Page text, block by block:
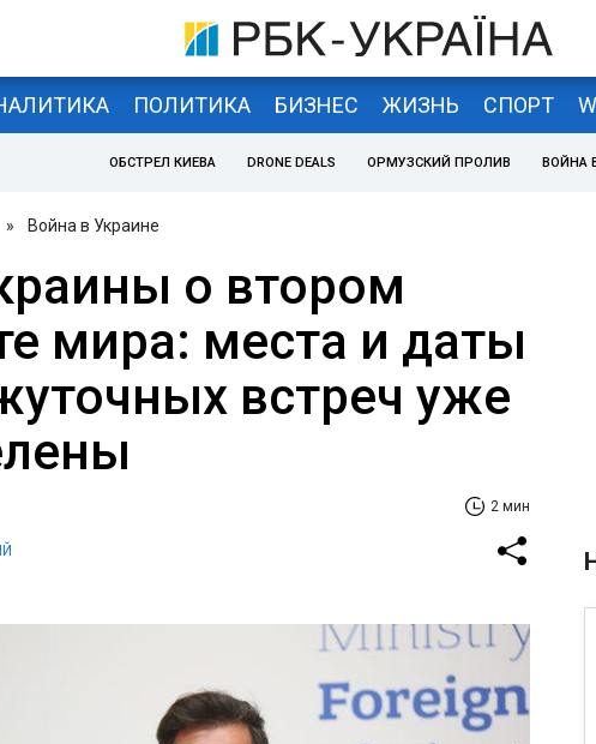
ПОЛИТИКА БИЗНЕС ЖИЗНЬ СПОРТ
ОБСТРЕЛ КИЕВА DRONE DEALS ОРМУЗСКИЙ ПРОЛИВ ВОЙНА
» Война в Украине
о втором
мира: места и даты
встреч уже
2 мин